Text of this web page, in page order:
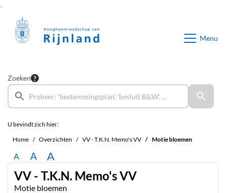
Menu
Zoeken
U bevindt zich hier:
Home
Overzichten VV - T.K.N. Memo's VV Motie bloemen
A A A
VV - T.K.N. Memo's VV
Motie bloemen